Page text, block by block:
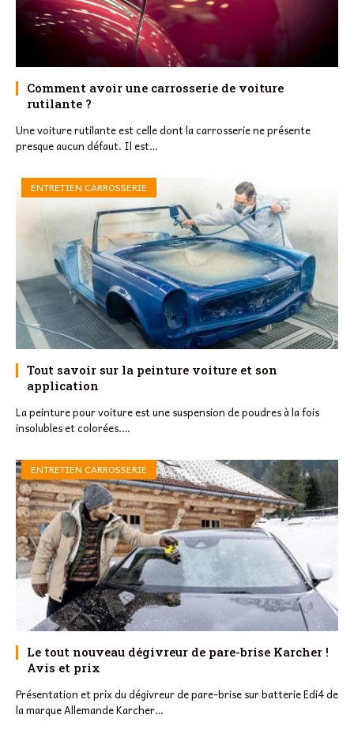
Comment avoir une carrosserie de voiture
rutilante ?
Une voiture rutilante est celle dont la carrosserie ne présente
presque aucun défaut. Il est…
ENTRETIEN CARROSSERIE
Tout savoir sur la peinture voiture et son
application
La peinture pour voiture est une suspension de poudres à la fois
insolubles et colorées.…
ENTRETIEN CARROSSERIE
Le tout nouveau dégivreur de pare-brise Karcher !
Avis et prix
Présentation et prix du dégivreur de pare-brise sur batterie Edi4 de
la marque Allemande Karcher…